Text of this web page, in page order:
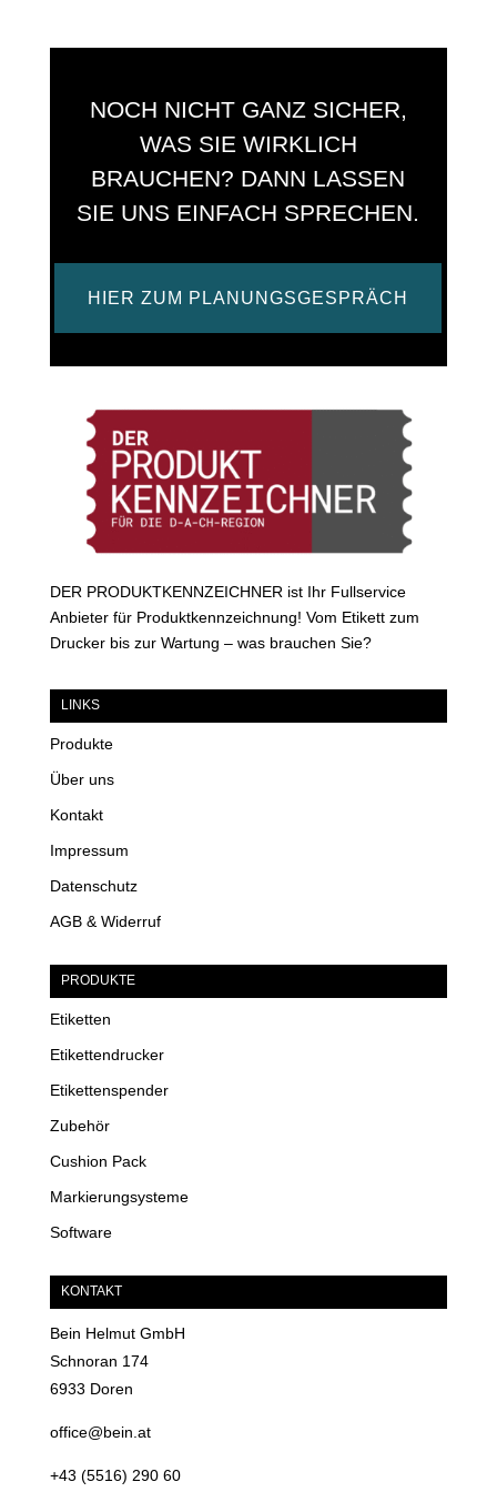
NOCH NICHT GANZ SICHER,
WAS SIE WIRKLICH
BRAUCHEN? DANN LASSEN
SIE UNS EINFACH SPRECHEN.
HIER ZUM PLANUNGSGESPRÄCH
DER PRODUKTKENNZEICHNER ist Ihr Fullservice
Anbieter für Produktkennzeichnung! Vom Etikett zum
Drucker bis zur Wartung – was brauchen Sie?
LINKS
Produkte
Über uns
Kontakt
Impressum
Datenschutz
AGB & Widerruf
PRODUKTE
Etiketten
Etikettendrucker
Etikettenspender
Zubehör
Cushion Pack
Markierungsysteme
Software
KONTAKT
Bein Helmut GmbH
Schnoran 174
6933 Doren
office@bein.at
+43 (5516) 290 60